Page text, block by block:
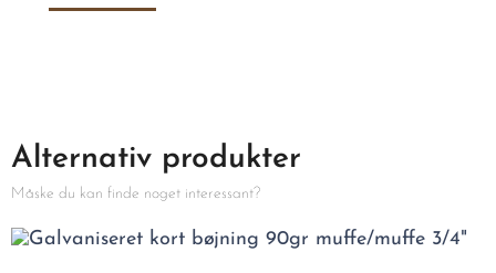
Alternativ produkter
Måske du kan finde noget interessant?